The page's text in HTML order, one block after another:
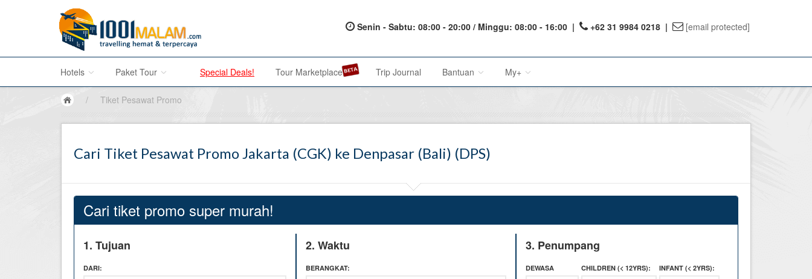
Senin - Sabtu: 08:00 - 20:00 / Minggu: 08:00 - 16:00 | +62 31 9984 0218 | [email protected]
Hotels
Hotel di Bali
Hotel di Jakarta
Hotel di Surabaya
Hotel di Malang
Hotel di Bromo
Paket Tour
Promo Paket Tour Wisata
Tour di Madura
Tour di Banyuwangi
Tour di Bali
Special Deals! Tour Marketplace Trip Journal Bantuan
About Us
Metode Pembayaran
Karir@1001malam
My+
My Account
/ Tiket Pesawat Promo
Cari Tiket Pesawat Promo Jakarta (CGK) ke Denpasar (Bali) (DPS)
Cari tiket promo super murah!
1. Tujuan
DARI:
2. Waktu
BERANGKAT:
3. Penumpang
DEWASA CHILDREN (< 12YRS): INFANT (< 2YRS):